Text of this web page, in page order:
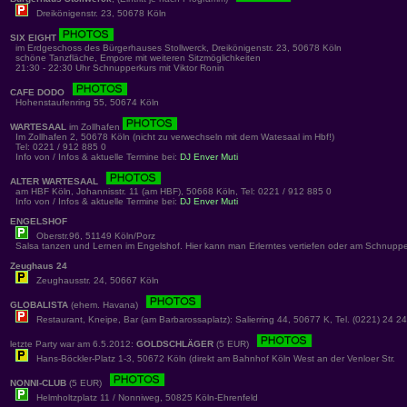
Dreikönigenstr. 23, 50678 Köln
SIX EIGHT
im Erdgeschoss des Bürgerhauses Stollwerck, Dreikönigenstr. 23, 50678 Köln
schöne Tanzfläche, Empore mit weiteren Sitzmöglichkeiten
21:30 - 22:30 Uhr Schnupperkurs mit Viktor Ronin
CAFE DODO
Hohenstaufenring 55, 50674 Köln
WARTESAAL im Zollhafen
Im Zollhafen 2, 50678 Köln (nicht zu verwechseln mit dem Watesaal im Hbf!)
Tel: 0221 / 912 885 0
Info von / Infos & aktuelle Termine bei: DJ Enver Muti
ALTER WARTESAAL
am HBF Köln, Johannisstr. 11 (am HBF), 50668 Köln, Tel: 0221 / 912 885 0
Info von / Infos & aktuelle Termine bei: DJ Enver Muti
ENGELSHOF
Oberstr.96, 51149 Köln/Porz
Salsa tanzen und Lernen im Engelshof. Hier kann man Erlerntes vertiefen oder am
Zeughaus 24
Zeughausstr. 24, 50667 Köln
GLOBALISTA (ehem. Havana)
Restaurant, Kneipe, Bar (am Barbarossaplatz): Salierring 44, 50677 K, Tel. (0221) 24
letzte Party war am 6.5.2012: GOLDSCHLÄGER (5 EUR)
Hans-Böckler-Platz 1-3, 50672 Köln (direkt am Bahnhof Köln West an der Venloer Str.
NONNI-CLUB (5 EUR)
Helmholtzplatz 11 / Nonniweg, 50825 Köln-Ehrenfeld